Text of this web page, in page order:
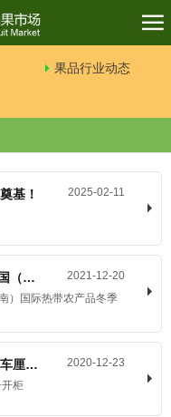
果品行业动态
2025-02-11
基！
2021-12-20
临沂嘉兴水果市场应邀参加“2021年中国（海南）国际热带农产品冬季交易会”
）国际热带农产品冬季
2020-12-23
临沂嘉兴水果市场迎来本季第一柜海运车厘子开柜
柜